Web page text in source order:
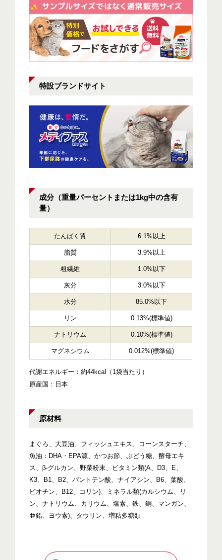
特設ブランドサイト
成分（重量パーセントまたは1kg中の含有
量）
たんぱく質 6.1%以上
脂質 3.9%以上
粗繊維 1.0%以下
灰分 3.0%以下
水分 85.0%以下
リン 0.13%(標準値)
ナトリウム 0.10%(標準値)
マグネシウム 0.012%(標準値)
代謝エネルギー：約44kcal（1袋当たり）
原産国：日本
原材料
まぐろ、大豆油、フィッシュエキス、コーンスターチ、
魚油：DHA・EPA源、かつお節、ぶどう糖、酵母エキ
ス、β-グルカン、野菜粉末、ビタミン類(A、D3、E、
K3、B1、B2、パントテン酸、ナイアシン、B6、葉酸、
ビオチン、B12、コリン)、ミネラル類(カルシウム、リ
ン、ナトリウム、カリウム、塩素、鉄、銅、マンガン、
亜鉛、ヨウ素)、タウリン、増粘多糖類